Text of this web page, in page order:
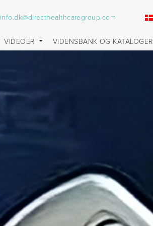
info.dk@directhealthcaregroup.com
VIDEOER VIDENSBANK OG KATALOGER